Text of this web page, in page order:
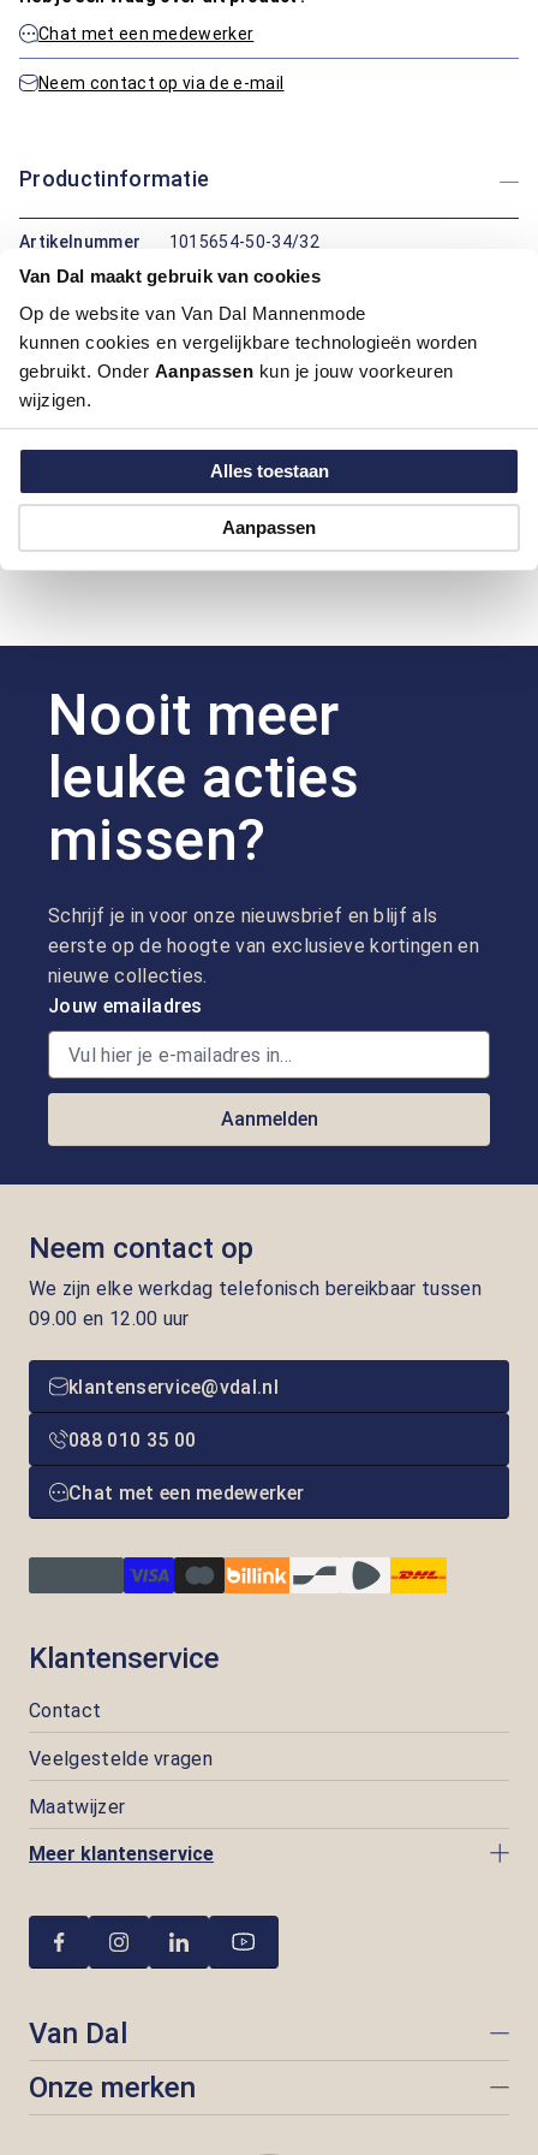
Van Dal maakt gebruik van cookies
Op de website van Van Dal Mannenmode
kunnen cookies en vergelijkbare technologieën worden
gebruikt. Onder Aanpassen kun je jouw voorkeuren
wijzigen.
Alles toestaan
Aanpassen
Chat met een medewerker
Neem contact op via de e-mail
Productinformatie
Artikelnummer
1015654-50-34/32
Kleur:
Grijs
Maatinformatie
Over Pioneer
Hoe kan ik betalen?
Nooit meer
leuke acties
missen?
Schrijf je in voor onze nieuwsbrief en blijf als
eerste op de hoogte van exclusieve kortingen en
nieuwe collecties.
Jouw emailadres
Aanmelden
Neem contact op
We zijn elke werkdag telefonisch bereikbaar tussen
09.00 en 12.00 uur
klantenservice@vdal.nl
088 010 35 00
Chat met een medewerker
Klantenservice
Contact
Veelgestelde vragen
Maatwijzer
Meer klantenservice
Van Dal
Onze merken